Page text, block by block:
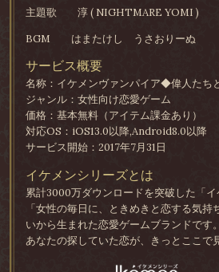
主題歌
淳 ( NIGHTMARE YOMI )
BGM
はまたけし うさおりーぬ
サービス概要
名称：イケメンヴァンパイア◆偉人たち
ジャンル：女性向け恋愛ゲーム
価格：基本無料（アイテム課金あり）
対応OS：iOS13.0以降,Android8.0以降
サービス開始：2017年7月31日
イケメンシリーズとは
累計3000万ダウンロードを突破した「イ
「女性の毎日に、ときめきと恋する気持
いから生まれた恋愛ゲームブランドです。
あなたの探していた恋が、きっとここで